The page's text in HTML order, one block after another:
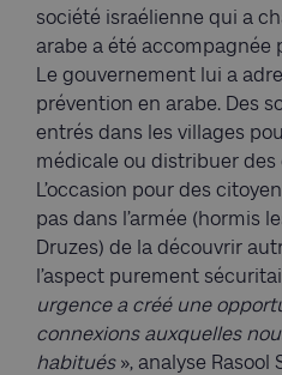
société israélienne qui a
arabe a été accompagnée
Le gouvernement lui a
prévention en arabe. Des
entrés dans les villages
médicale ou distribuer des
L’occasion pour des
pas dans l’armée (hormis
Druzes) de la découvrir
l’aspect purement
urgence a créé une
connexions auxquelles
habitués», analyse Rasool